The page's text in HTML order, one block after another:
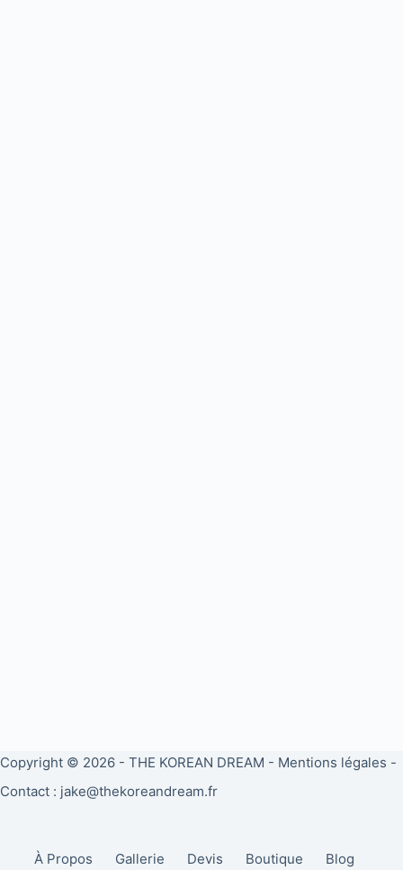
Copyright © 2026 - THE KOREAN DREAM - Mentions légales -
Contact : jake@thekoreandream.fr
À Propos Gallerie Devis Boutique Blog